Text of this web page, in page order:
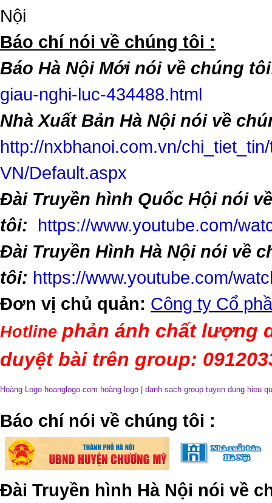
Nội
​Báo chí nói về chúng tôi :
Báo Hà Nội Mới nói về chúng
giau-nghi-luc-434488.html
Nhà Xuất Bản Hà Nội nói về
http://nxbhanoi.com.vn/
VN/Default.aspx
Đài Truyền hình Quốc Hội nói
tôi:
https://www.youtube.com/
Đài Truyền Hình Hà Nội nói về
tôi: https://www.youtube.com/
Đơn vị chủ quản: Công ty Cổ
Hotline phản ánh chất lượng
duyệt bài trên group:
Hoàng Logo hoanglogo.com hoàng logo danh sach group tuyen dung hieu
​Báo chí nói về chúng tôi :
Đài Truyền hình Hà Nội nói về